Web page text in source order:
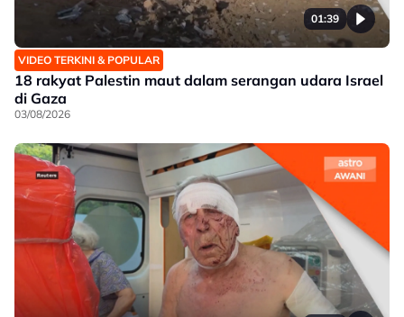
01:39
VIDEO TERKINI & POPULAR
18 rakyat Palestin maut dalam serangan udara Israel
di Gaza
03/08/2026